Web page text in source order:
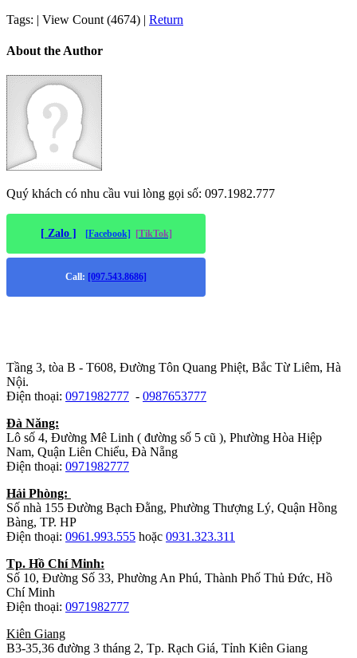
Tags: | View Count (4674) | Return
About the Author
Quý khách có nhu cầu vui lòng gọi số: 097.1982.777
[ Zalo ] [Facebook] [TikTok]
Call: [097.543.8686]
Tầng 3, tòa B - T608, Đường Tôn Quang Phiệt, Bắc Từ Liêm, Hà
Nội.
Điện thoại: 0971982777 - 0987653777
Đà Năng:
Lô số 4, Đường Mê Linh ( đường số 5 cũ ), Phường Hòa Hiệp
Nam, Quận Liên Chiểu, Đà Nẵng
Điện thoại: 0971982777
Hải Phòng:
Số nhà 155 Đường Bạch Đằng, Phường Thượng Lý, Quận Hồng
Bàng, TP. HP
Điện thoại: 0961.993.555 hoặc 0931.323.311
Tp. Hồ Chí Minh:
Số 10, Đường Số 33, Phường An Phú, Thành Phố Thủ Đức, Hồ
Chí Minh
Điện thoại: 0971982777
Kiên Giang
B3-35,36 đường 3 tháng 2, Tp. Rạch Giá, Tỉnh Kiên Giang